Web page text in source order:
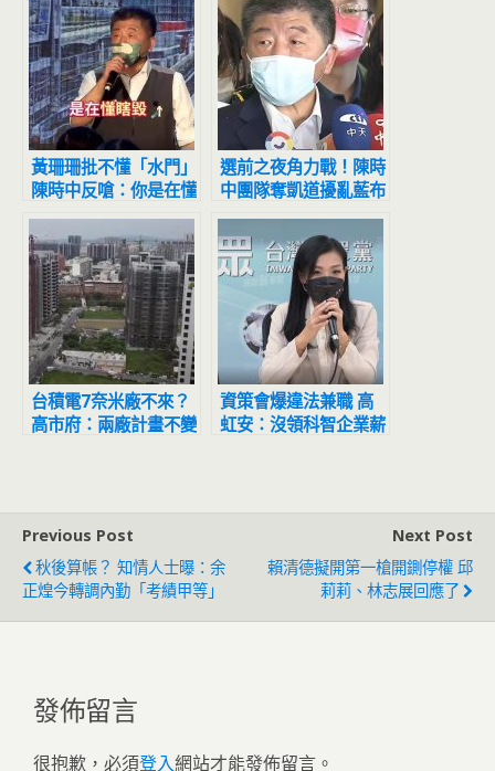
黃珊珊批不懂「水門」
陳時中反嗆：你是在懂
瞎毀
選前之夜角力戰！陳時
中團隊奪凱道擾亂藍布
局
台積電7奈米廠不來？
高市府：兩廠計畫不變
資策會爆違法兼職 高
虹安：沒領科智企業薪
Previous Post
秋後算帳？ 知情人士曝：余
正煌今轉調內勤「考績甲等」
Next Post
賴清德擬開第一槍開鍘停權 邱
莉莉、林志展回應了
發佈留言
很抱歉，必須登入網站才能發佈留言。